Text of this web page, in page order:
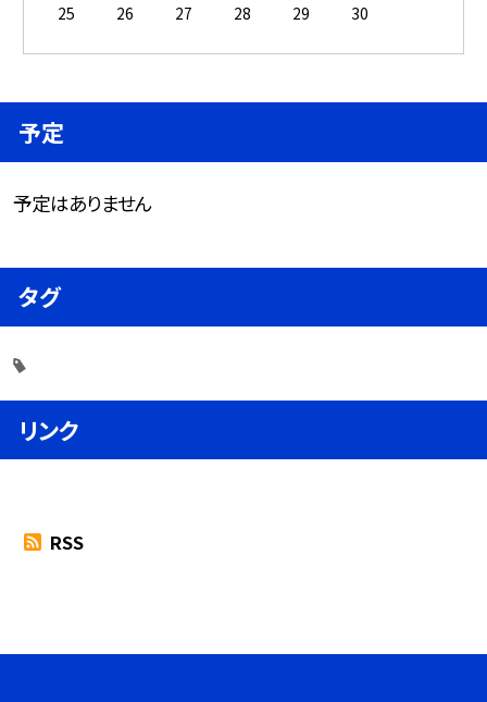
25
26 27 28 29 30
予定
予定はありません
タグ
リンク
RSS